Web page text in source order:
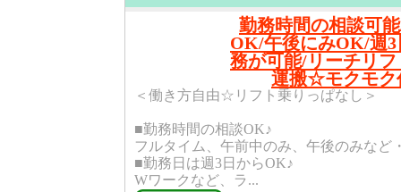
勤務時間の相談可
OK/午後にみOK/週3
務が可能/リーチリ
運搬☆モクモク
＜働き方自由☆リフト乗りっぱなし＞
■勤務時間の相談OK♪
フルタイム、午前中のみ、午後のみなど
■勤務日は週3日からOK♪
Wワークなど、ラ...